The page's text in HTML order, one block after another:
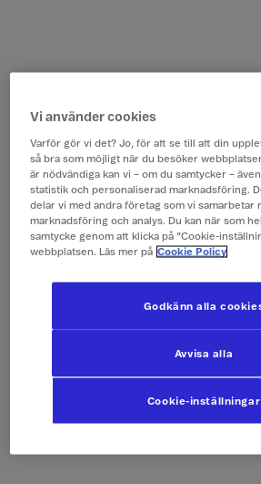
Vi använder cookies
Varför gör vi det? Jo, för att se till att din
så bra som möjligt när du besöker
är nödvändiga kan vi – om du samtycker –
statistik och personaliserad marknadsföring.
delar vi med andra företag som vi samarbetar
marknadsföring och analys. Du kan när som
samtycke genom att klicka på ”Cookie-
webbplatsen. Läs mer på Cookie Policy
Cookie-inställningar
Avvisa alla
Godkänn alla